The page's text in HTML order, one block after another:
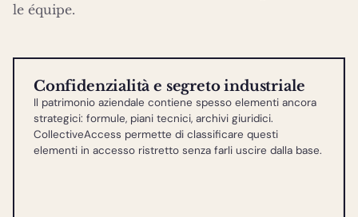
le équipe.
Confidenzialità e segreto industriale
Il patrimonio aziendale contiene spesso elementi ancora
strategici: formule, piani tecnici, archivi giuridici.
CollectiveAccess permette di classificare questi
elementi in accesso ristretto senza farli uscire dalla base.